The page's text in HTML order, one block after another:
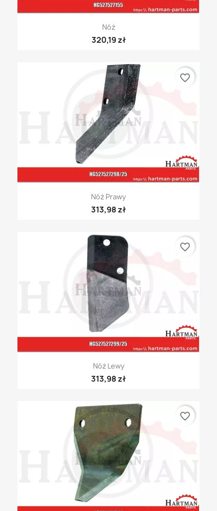
Nóż
320,19 zł
Nóż Prawy
313,98 zł
favorite_border
Nóż Lewy
313,98 zł
favorite_border
favorite_border